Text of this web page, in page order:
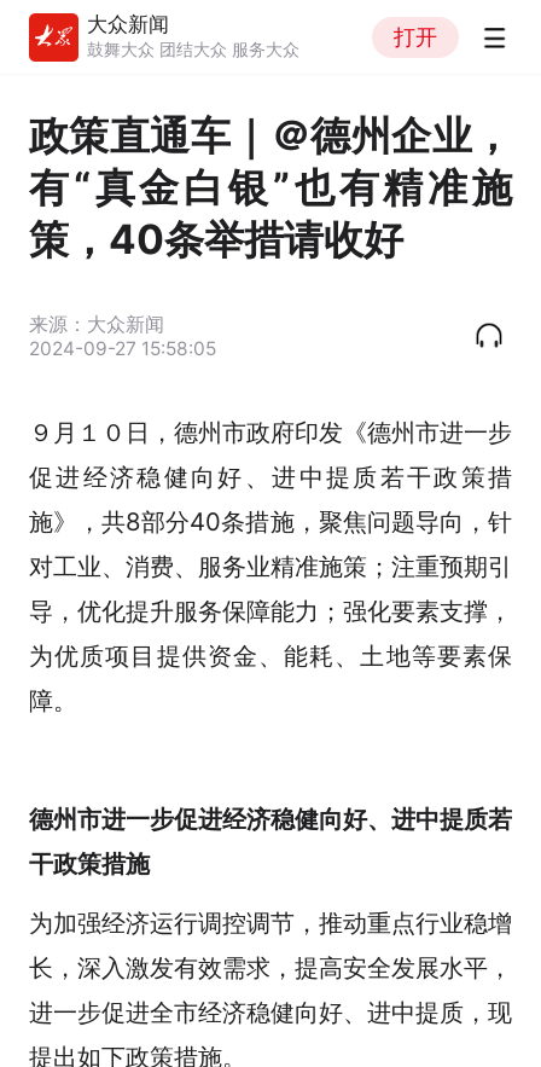
大众新闻
鼓舞大众 团结大众 服务大众
打开
政策直通车｜＠德州企业，
有“真金白银”也有精准施
策，40条举措请收好
来源：大众新闻
2024-09-27 15:58:05
９月１０日，德州市政府印发《德州市进一步
促进经济稳健向好、进中提质若干政策措
施》，共8部分40条措施，聚焦问题导向，针
对工业、消费、服务业精准施策；注重预期引
导，优化提升服务保障能力；强化要素支撑，
为优质项目提供资金、能耗、土地等要素保
障。
德州市进一步促进经济稳健向好、进中提质若
干政策措施
为加强经济运行调控调节，推动重点行业稳增
长，深入激发有效需求，提高安全发展水平，
进一步促进全市经济稳健向好、进中提质，现
提出如下政策措施。